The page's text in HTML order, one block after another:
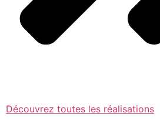
Découvrez toutes les réalisations